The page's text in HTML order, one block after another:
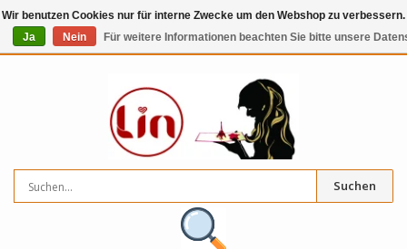
0artikel €
Suchen
Wir benutzen Cookies nur für interne Zwecke um den Webshop zu
Ja
Nein Für weitere Informationen beachten Sie bitte unsere